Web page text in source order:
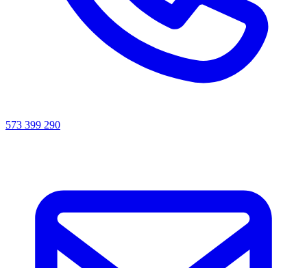
573 399 290